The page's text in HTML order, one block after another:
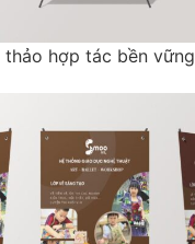
thảo hợp tác bền vững